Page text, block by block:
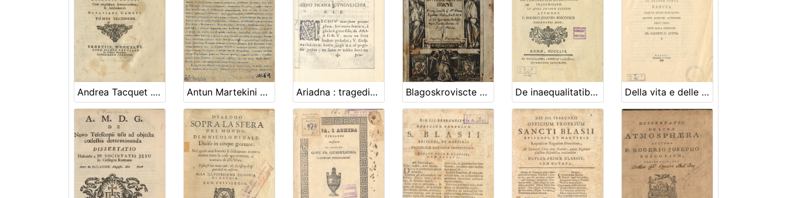
Andrea Tacquet ... Trigonometria plana nec non Trigonometria sphaerica Rogerii Boscovich ... et Sectiones conicae, Guidonis Grandi cum amplissimis annotationibus, & additamentis Octaviani Cameti. Tomus secundus Antun Martekini Pritjesctaoz, i kgnigarnik u Dubrovniku Gljubiteglima jesika, i pjesnisctva Slovinskoga = Antonio Martecchini stampatore, e libraio in Ragusa Agli amatori della lingua, e poesia Illirica Ariadna : tragedia / gosp. Giva Frana Gunculichia, vlastelina Dubrovackoga Blagoskroviscte nebesko Marie Divicze Mayke Boxye / preneseno po G. F. Petru Bogdanu Baksichiu R.M.B. od Obsluxenya Archibiskupu Sardicskomu ili Soffiskomu De inaequalitatibus quas Saturnus et Jupiter sibi mutuo videntur inducere praesertim circa tempus conjunctionis. Opusculum ad Parisiensem Academiam trasmissum et nunc primum editum authore p. Rogerio Josepho Boscovich socetatis jesu Della vita e delle opere di Giovanni di Francesco Gondola : nell'auspicata occasione in cui al grande poeta Ragusa erge un degno monumento / editi dalla Direzione del Gabinetto di lettura D.